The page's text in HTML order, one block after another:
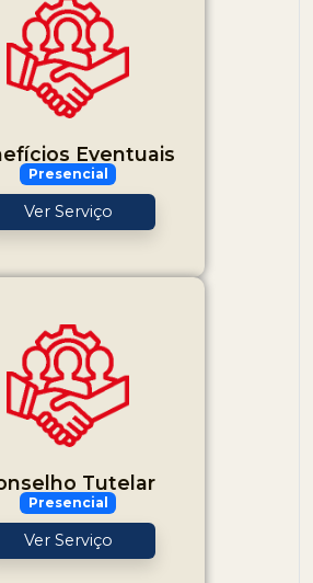
Eventuais
Presencial
Ver Serviço
Tutelar
Presencial
Ver Serviço